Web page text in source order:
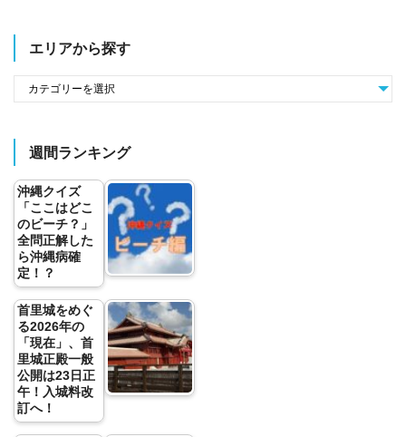
エリアから探す
週間ランキング
沖縄クイズ
「ここはどこ
のビーチ？」
全問正解した
ら沖縄病確
定！？
首里城をめぐ
る2026年の
「現在」、首
里城正殿一般
公開は23日正
午！入城料改
訂へ！